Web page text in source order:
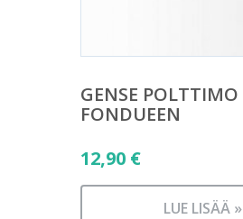
GENSE POLTTIMO
FONDUEEN
12,90 €
LUE LISÄÄ »